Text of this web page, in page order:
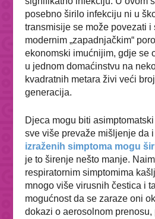
posebno širilo infekciju ni u
transmisije se može povezati i
modernim „zapadnjačkim“
ekonomski imućnijim, gdje se
u jednom domaćinstvu na
kvadratnih metara živi veći
generacija.
Djeca mogu biti
sve više prevaže mišljenje da
izraženih simptoma mogu
je to širenje nešto manje.
respiratornim simptomima
mnogo više virusnih čestica i
mogućnost da se zaraze oni
dokazi o aerosolnom